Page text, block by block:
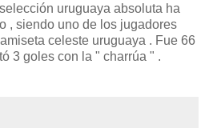
uruguaya absoluta ha
, siendo uno de los jugadores
celeste uruguaya . Fue 66
3 goles con la " charrúa " .